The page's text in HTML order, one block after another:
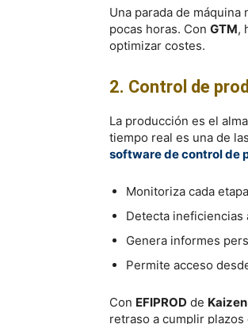
Una parada de
pocas horas. Con GTM,
optimizar costes.
2. Control de
La producción es el
tiempo real es una de
software de control de
Monitoriza cada
Detecta ineficiencias
Genera informes
Permite acceso
Con EFIPROD de
retraso a cumplir